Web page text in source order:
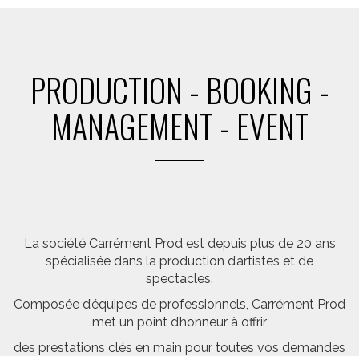
PRODUCTION - BOOKING -
MANAGEMENT - EVENT
La société Carrément Prod est depuis plus de 20 ans
spécialisée dans la production d’artistes et de
spectacles.
Composée d’équipes de professionnels, Carrément Prod
met un point d’honneur à offrir
des prestations clés en main pour toutes vos demandes